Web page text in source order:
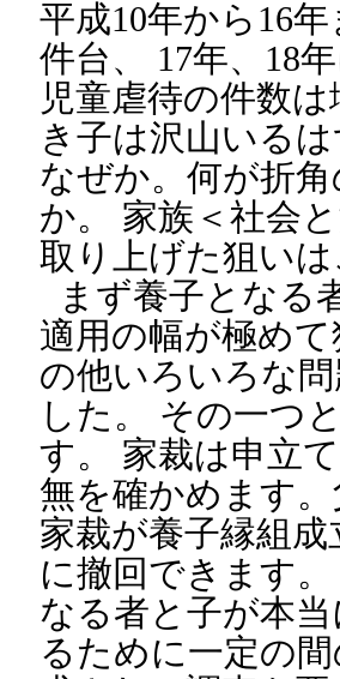
平成10年から16
件台、 17年、18
児童虐待の件数
き子は沢山いる
なぜか。何が折
か。 家族＜社会
取り上げた狙い
まず養子となる
適用の幅が極め
の他いろいろな
した。 その一つ
す。 家裁は申立
無を確かめます
家裁が養子縁組
に撤回できます
なる者と子が本
るために一定の